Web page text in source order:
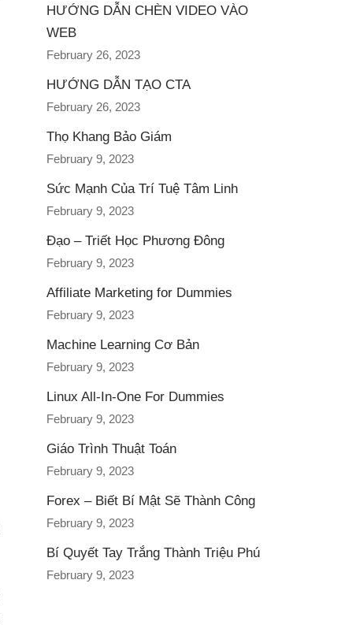
HƯỚNG DẪN CHÈN VIDEO VÀO
WEB
February 26, 2023
HƯỚNG DẪN TẠO CTA
February 26, 2023
Thọ Khang Bảo Giám
February 9, 2023
Sức Mạnh Của Trí Tuệ Tâm Linh
February 9, 2023
Đạo – Triết Học Phương Đông
February 9, 2023
Affiliate Marketing for Dummies
February 9, 2023
Machine Learning Cơ Bản
February 9, 2023
Linux All-In-One For Dummies
February 9, 2023
Giáo Trình Thuật Toán
February 9, 2023
Forex – Biết Bí Mật Sẽ Thành Công
February 9, 2023
Bí Quyết Tay Trắng Thành Triệu Phú
February 9, 2023